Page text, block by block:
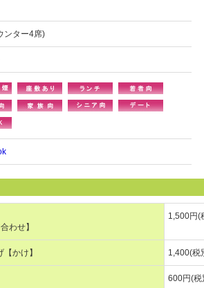
ンター4席)
わせ】
1,500円(
かけ】 1,400(税
600円(税